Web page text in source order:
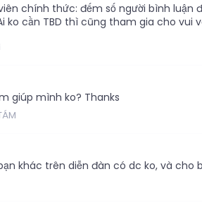
chính thức: đếm số người bình luận
cần TBD thì cũng tham gia cho vui
giúp mình ko? Thanks
khác trên diễn đàn có dc ko, và cho